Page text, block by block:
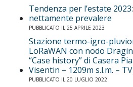
Tendenza per l’estate
nettamente prevalere
PUBBLICATO IL 25 APRILE 2023
Stazione termo-igro-
LoRaWAN con nodo
“Case history” di Casera
Visentin – 1209m s.l.m. –
PUBBLICATO IL 20 LUGLIO 2022